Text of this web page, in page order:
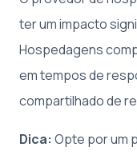
ter um impacto
Hospedagens
em tempos de
compartilhado de
Dica: Opte por um